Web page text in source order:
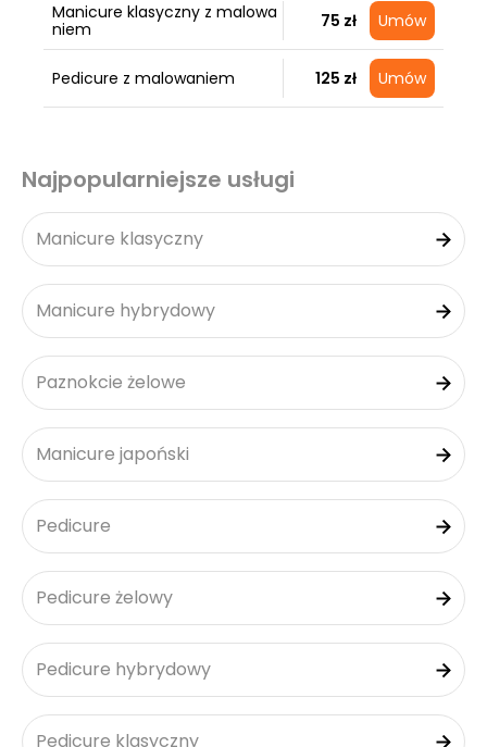
Manicure klasyczny z malowa
niem
75 zł Umów
Pedicure z malowaniem 125 zł Umów
Najpopularniejsze usługi
Manicure klasyczny
Manicure hybrydowy
Paznokcie żelowe
Manicure japoński
Pedicure
Pedicure żelowy
Pedicure hybrydowy
Pedicure klasyczny